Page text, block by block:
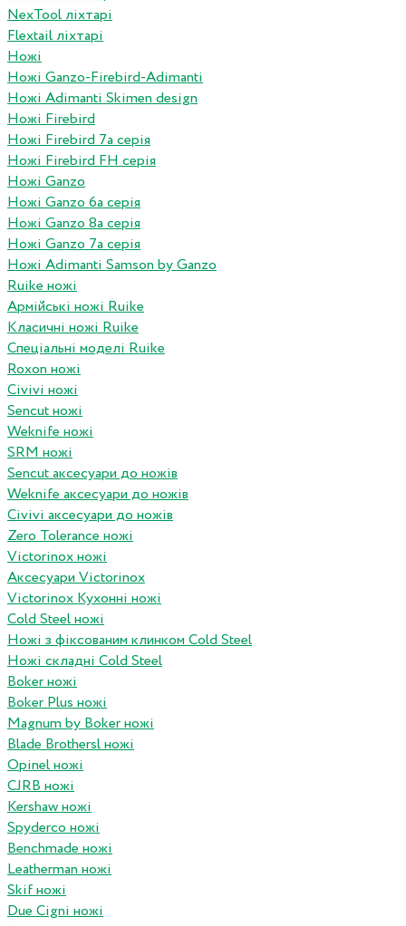
NexTool ліхтарі
Flextail ліхтарі
Ножі
Ножі Ganzo-Firebird-Adimanti
Ножі Adimanti Skimen design
Ножі Firebird
Ножі Firebird 7а серія
Ножі Firebird FH серія
Ножі Ganzo
Ножі Ganzo 6а серія
Ножі Ganzo 8а серія
Ножі Ganzo 7а серія
Ножі Adimanti Samson by Ganzo
Ruike ножі
Армійські ножі Ruike
Класичні ножі Ruike
Спеціальні моделі Ruike
Roxon ножi
Civivi ножі
Sencut ножі
Weknife ножі
SRM ножі
Sencut аксесуари до ножів
Weknife аксесуари до ножів
Civivi аксесуари до ножів
Zero Tolerance ножі
Victorinox ножі
Аксесуари Victorinox
Victorinox Кухонні ножі
Cold Steel ножі
Ножі з фіксованим клинком Cold Steel
Ножі складні Cold Steel
Boker ножі
Boker Plus ножі
Magnum by Boker ножі
Blade Brothersl ножі
Opinel ножі
CJRB ножі
Kershaw ножі
Spyderco ножі
Benchmade ножі
Leatherman ножі
Skif ножі
Due Cigni ножі